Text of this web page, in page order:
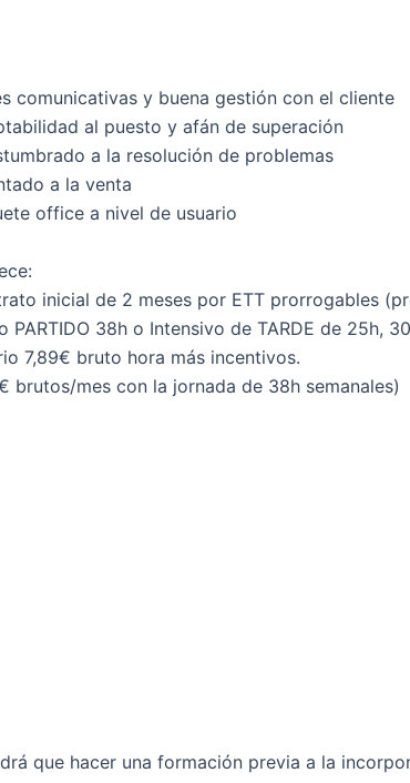
comunicativas y buena gestión con el cliente
al puesto y afán de superación
a la resolución de problemas
a la venta
office a nivel de usuario
inicial de 2 meses por ETT prorrogables
PARTIDO 38h o Intensivo de TARDE de 25h,
7,89€ bruto hora más incentivos.
brutos/mes con la jornada de 38h semanales)
que hacer una formación previa a la